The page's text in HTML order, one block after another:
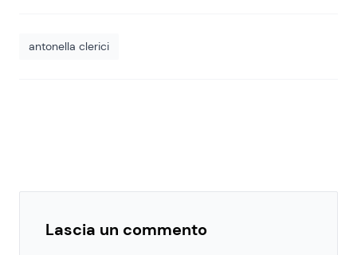
antonella clerici
Lascia un commento